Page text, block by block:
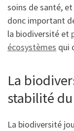
soins de santé,
donc important
la biodiversité et
écosystèmes qui
La
stabilité
La biodiversité